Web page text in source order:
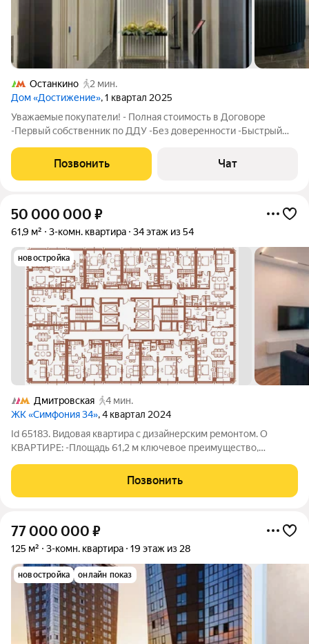
Останкино
2 мин.
Дом «Достижение», 1 квартал 2025
Уважаeмыe покупатели! - Полная стоимость в Договоре
-Первый собственник по ДДУ -Без доверенности -Быстрый
элегантная квартира с максимально удобной для вас
планировкой: - 2 полноценные спальни с
Позвонить Чат
50 000 000 ₽
61,9 м² 3-комн. квартира 34 этаж из 54
новостройка
Дмитровская
4 мин.
ЖК «Симфония 34», 4 квартал 2024
Id 65183. Видовая квартира с дизайнерским ремонтом. О
КВАРТИРЕ: -Площадь 61,2 м ключевое преимущество,
высоты 34 этажа. -Дизайнерский ремонт с дорогой мебелью и
техникой -Система умный дом
Позвонить
77 000 000 ₽
125 м² 3-комн. квартира 19 этаж из 28
новостройка онлайн показ